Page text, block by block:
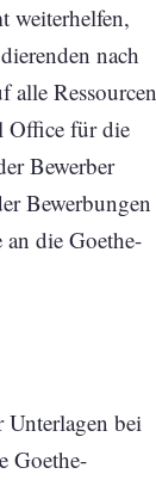
weiterhelfen,
nach
Ressourcen
Office für die
Bewerber
Bewerbungen
die Goethe-
Unterlagen bei
Goethe-